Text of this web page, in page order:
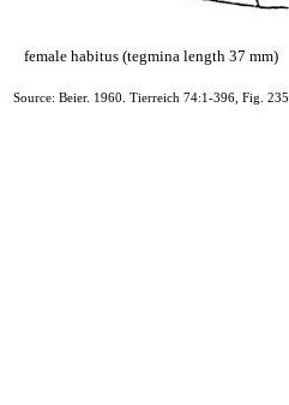
female habitus (tegmina length 37 mm)
Source: Beier. 1960. Tierreich 74:1-396, Fig. 235